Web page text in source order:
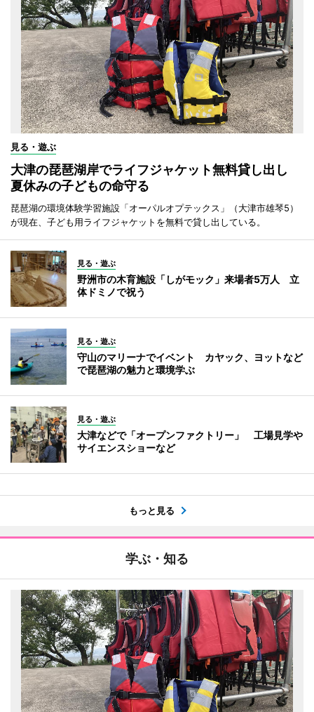
見る・遊ぶ
大津の琵琶湖岸でライフジャケット無料貸し出し
夏休みの子どもの命守る
琵琶湖の環境体験学習施設「オーパルオプテックス」（大津市雄琴5）
が現在、子ども用ライフジャケットを無料で貸し出している。
見る・遊ぶ
野洲市の木育施設「しがモック」来場者5万人 立
体ドミノで祝う
見る・遊ぶ
守山のマリーナでイベント カヤック、ヨットなど
で琵琶湖の魅力と環境学ぶ
見る・遊ぶ
大津などで「オープンファクトリー」 工場見学や
サイエンスショーなど
もっと見る
学ぶ・知る